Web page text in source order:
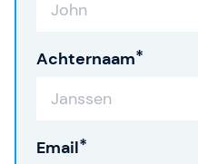
Achternaam
Email